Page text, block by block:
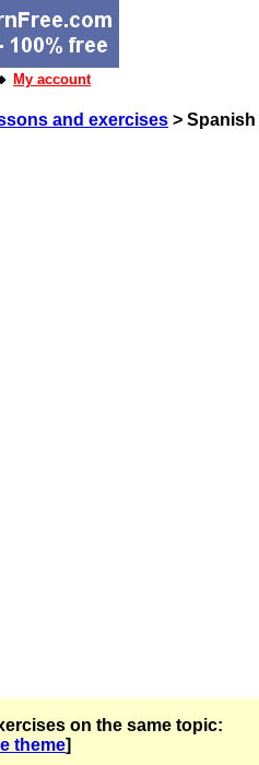
My account
and exercises > Spanish
on the same topic:
theme]